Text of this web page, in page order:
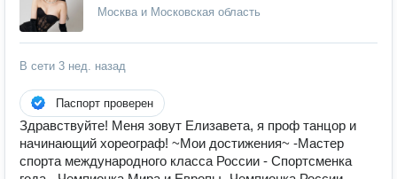
Москва и Московская область
В сети 3 нед. назад
Паспорт проверен
Здравствуйте! Меня зовут Елизавета, я проф танцор и
начинающий хореограф! ~Мои достижения~ -Мастер
спорта международного класса России - Спортсменка